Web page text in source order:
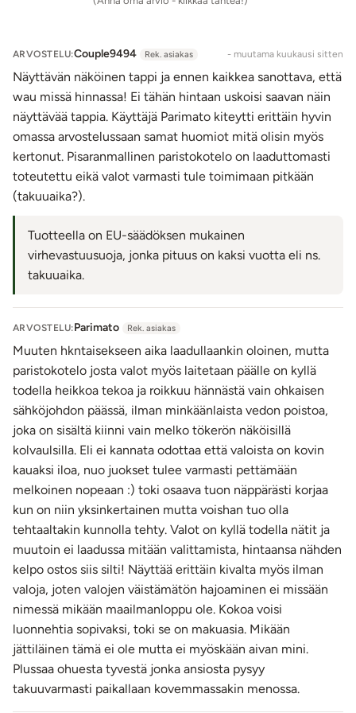
anaalitappi sopii niin anaali-iloihin tutustuvalle kuin
Käyttöohje:
Käytä liukuvoidetta, kun laitat tapin sisään. Metallisen
tapin kanssa voi käyttää mitä tahansaliukuvoidetta.
Ensimmäisellä käyttökerralla irrota hännän päässä
sijaitsevasta paristokotelosta remove-läpyskä. Valoja
voi säätää kotelon on/off-painikkeesta.
Pese metallinen tappi saippuavedellä ja desinfioi
halutessasi ajoittain myös seksivälineiden
kastella/pestä led-valojen toimivuuden takaamiseksi.
Tuotetiedot:
Hännän leveys luonnollisessa koossa: 8 cm
Hännän pituus: 36 cm
Anaalitapin kannan leveys: 3,7 cm
Anustappi: Kokopituus: 7,5 cm, käyttöpituus n. 5,5 cm,
halkaisija max. 3,3 cm
Tapin led-valot toimii: 2 x CR2023-paristo (tulee
tuotteen mukana)
Paino: 160 g
Väri: Hopea, vaaleanpunainen
Lähetyspaketin koko: 20 x 11 x 9 cm
Lähetyksen paino: ~ 0.5 kg
ARVOSTELU:Couple9494 Rek. asiakas - muutama kuukausi sitten
Näyttävän näköinen tappi ja ennen kaikkea sanottava, että
wau missä hinnassa! Ei tähän hintaan uskoisi saavan näin
näyttävää tappia. Käyttäjä Parimato kiteytti erittäin hyvin
omassa arvostelussaan samat huomiot mitä olisin myös
kertonut. Pisaranmallinen paristokotelo on laaduttomasti
toteutettu eikä valot varmasti tule toimimaan pitkään
(takuuaika?).
Tuotteella on EU-säädöksen mukainen
virhevastuusuoja, jonka pituus on kaksi vuotta eli ns.
takuuaika.
ARVOSTELU:Parimato Rek. asiakas
Muuten hkntaisekseen aika laadullaankin oloinen, mutta
paristokotelo josta valot myös laitetaan päälle on kyllä
todella heikkoa tekoa ja roikkuu hännästä vain ohkaisen
sähköjohdon päässä, ilman minkäänlaista vedon poistoa,
joka on sisältä kiinni vain melko tökerön näköisillä
kolvaulsilla. Eli ei kannata odottaa että valoista on kovin
kauaksi iloa, nuo juokset tulee varmasti pettämään
melkoinen nopeaan :) toki osaava tuon näppärästi korjaa
kun on niin yksinkertainen mutta voishan tuo olla
tehtaaltakin kunnolla tehty. Valot on kyllä todella nätit ja
muutoin ei laadussa mitään valittamista, hintaansa nähden
kelpo ostos siis silti! Näyttää erittäin kivalta myös ilman
valoja, joten valojen väistämätön hajoaminen ei missään
nimessä mikään maailmanloppu ole. Kokoa voisi
luonnehtia sopivaksi, toki se on makuasia. Mikään
jättiläinen tämä ei ole mutta ei myöskään aivan mini.
Plussaa ohuesta tyvestä jonka ansiosta pysyy
takuuvarmasti paikallaan kovemmassakin menossa.